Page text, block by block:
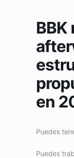
en
Puedes
Puedes